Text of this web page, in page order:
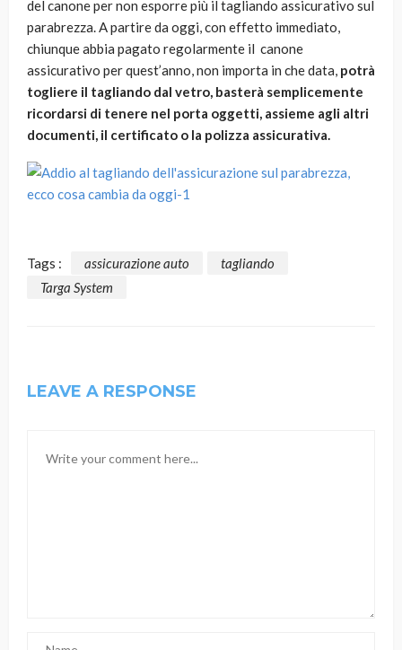
del canone per non esporre più il tagliando assicurativo sul
parabrezza. A partire da oggi, con effetto immediato,
chiunque abbia pagato regolarmente il canone
assicurativo per quest’anno, non importa in che data, potrà
togliere il tagliando dal vetro, basterà semplicemente
ricordarsi di tenere nel porta oggetti, assieme agli altri
documenti, il certificato o la polizza assicurativa.
Tags : assicurazione auto
tagliando
Targa System
LEAVE A RESPONSE